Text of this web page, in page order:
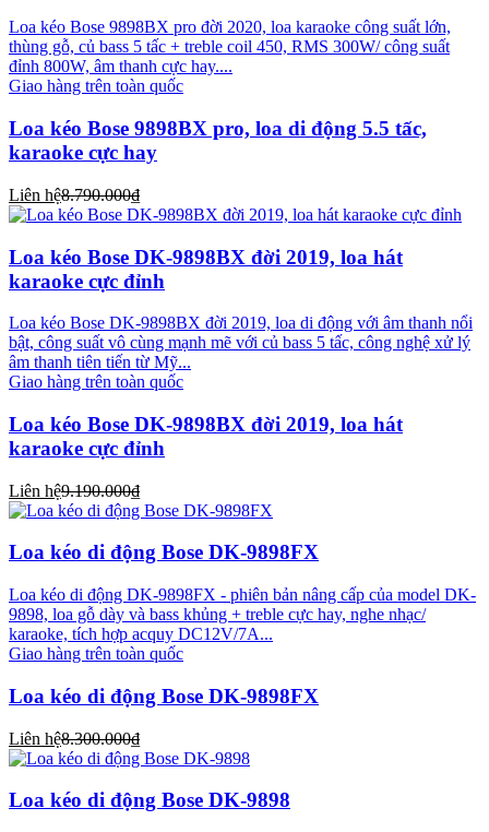
Loa kéo Bose 9898BX pro đời 2020, loa karaoke công suất lớn,
thùng gỗ, củ bass 5 tấc + treble coil 450, RMS 300W/ công suất
đỉnh 800W, âm thanh cực hay....
Giao hàng trên toàn quốc
Loa kéo Bose 9898BX pro, loa di động 5.5 tấc,
karaoke cực hay
Liên hệ8.790.000₫
Loa kéo Bose DK-9898BX đời 2019, loa hát
karaoke cực đỉnh
Loa kéo Bose DK-9898BX đời 2019, loa di động với âm thanh nổi
bật, công suất vô cùng mạnh mẽ với củ bass 5 tấc, công nghệ xử lý
âm thanh tiên tiến từ Mỹ...
Giao hàng trên toàn quốc
Loa kéo Bose DK-9898BX đời 2019, loa hát
karaoke cực đỉnh
Liên hệ9.190.000₫
Loa kéo di động Bose DK-9898FX
Loa kéo di động DK-9898FX - phiên bản nâng cấp của model DK-
9898, loa gỗ dày và bass khủng + treble cực hay, nghe nhạc/
karaoke, tích hợp acquy DC12V/7A...
Giao hàng trên toàn quốc
Loa kéo di động Bose DK-9898FX
Liên hệ8.300.000₫
Loa kéo di động Bose DK-9898